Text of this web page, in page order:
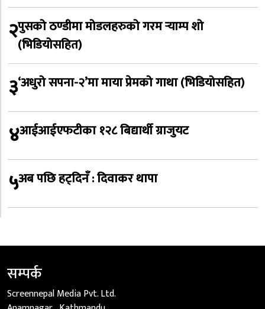
२पुसको ठण्डीमा मोडलहरुको गरम र्‍याम्प शो
(भिडियोसहित)
३‘अधुरो सपना-२’मा माया प्रेमको गाथा (भिडियोसहित)
४आईआईएफटीका १२८ बिद्यार्थी ग्राजुयट
५अब पछि हट्दिनँ : दिवाकर थापा
सम्पर्क
Screennepal Media Pvt. Ltd.